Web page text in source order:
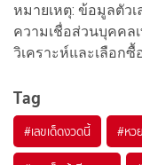
หมายเหตุ: ข้อมูลตัว
ความเชื่อส่วนบุคค
วิเคราะห์และเลือก
Tag
#เลขเด็ดงวดนี้ #หว